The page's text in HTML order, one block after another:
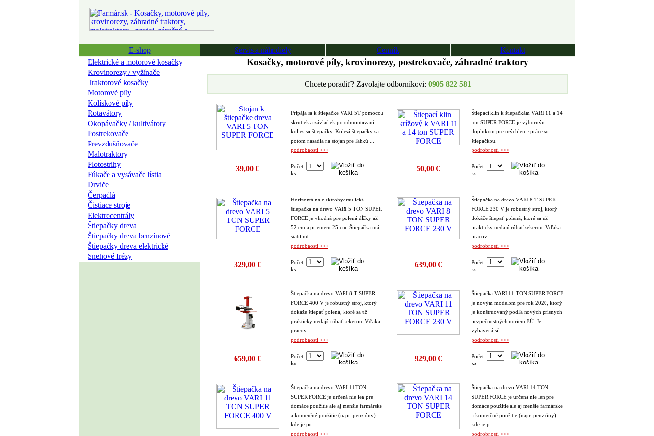
E-shop Servis a náhr.diely Cenník
Kontakt
Elektrické a motorové kosačky
Krovinorezy / vyžínače
Traktorové kosačky
Motorové píly
Kolískové píly
Rotavátory
Okopávačky / kultivátory
Postrekovače
Prevzdušňovače
Malotraktory
Plotostrihy
Fúkače a vysávače lístia
Drviče
Čerpadlá
Čistiace stroje
Elektrocentrály
Štiepačky dreva
Štiepačky dreva benzínové
Štiepačky dreva elektrické
Snehové frézy
Kosačky, motorové píly, krovinorezy, postrekovače, záhradné traktory
Chcete poradiť? Zavolajte odborníkovi: 0905 822 581
Pripája sa k štiepačke VARI 5T pomocou
skrutiek a závlačiek po odmontovaní
kolies so štiepačky. Kolesá štiepačky sa
potom nasadia na stojan pre ľahkú ...
podrobnosti >>>
39,00 €
Počet:
ks
Štiepací klin k štiepačkám VARI 11 a 14
ton SUPER FORCE je výborným
doplnkom pre urýchlenie práce so
štiepačkou.
podrobnosti >>>
50,00 €
Počet:
ks
Horizontálna elektrohydraulická
štiepačka na drevo VARI 5 TON SUPER
FORCE je vhodná pre polená dĺžky až
52 cm a priemeru 25 cm. Štiepačka má
stabilnú ...
podrobnosti >>>
329,00 €
Počet:
ks
Štiepačka na drevo VARI 8 T SUPER
FORCE 230 V je robustný stroj, ktorý
dokáže štiepať polená, ktoré sa už
prakticky nedajú rúbať sekerou. Vďaka
pracov...
podrobnosti >>>
639,00 €
Počet:
ks
Štiepačka na drevo VARI 8 T SUPER
FORCE 400 V je robustný stroj, ktorý
dokáže štiepať polená, ktoré sa už
prakticky nedajú rúbať sekerou. Vďaka
pracov...
podrobnosti >>>
659,00 €
Počet:
ks
Štiepačka VARI 11 TON SUPER FORCE
je novým modelom pre rok 2020, ktorý
je konštruovaný podľa nových prísnych
bezpečnostných noriem EÚ. Je
vybavená sil...
podrobnosti >>>
929,00 €
Počet:
ks
Štiepačka na drevo VARI 11TON
SUPER FORCE je určená nie len pre
domáce použitie ale aj menšie farmárske
a komerčné použitie (napr. penzióny)
kde je po...
podrobnosti >>>
Štiepačka na drevo VARI 14 TON
SUPER FORCE je určená nie len pre
domáce použitie ale aj menšie farmárske
a komerčné použitie (napr. penzióny)
kde je p...
podrobnosti >>>